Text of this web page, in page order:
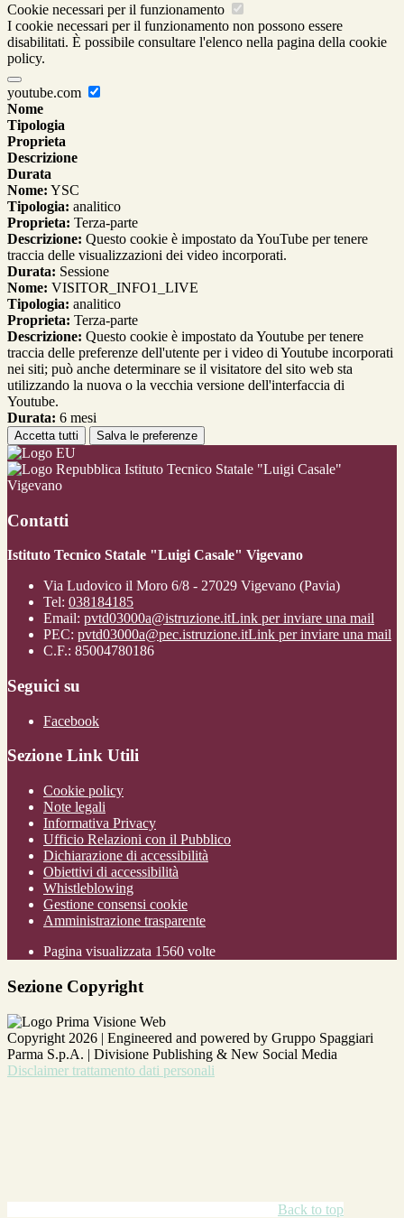
Cookie necessari per il funzionamento
I cookie necessari per il funzionamento non possono essere
disabilitati. È possibile consultare l'elenco nella pagina della cookie
policy.
youtube.com
Nome
Tipologia
Proprieta
Descrizione
Durata
Nome: YSC
Tipologia: analitico
Proprieta: Terza-parte
Descrizione: Questo cookie è impostato da YouTube per tenere
traccia delle visualizzazioni dei video incorporati.
Durata: Sessione
Nome: VISITOR_INFO1_LIVE
Tipologia: analitico
Proprieta: Terza-parte
Descrizione: Questo cookie è impostato da Youtube per tenere
traccia delle preferenze dell'utente per i video di Youtube incorporati
nei siti; può anche determinare se il visitatore del sito web sta
utilizzando la nuova o la vecchia versione dell'interfaccia di
Youtube.
Durata: 6 mesi
Accetta tutti Salva le preferenze
Istituto Tecnico Statale "Luigi Casale"
Vigevano
Contatti
Istituto Tecnico Statale "Luigi Casale" Vigevano
Via Ludovico il Moro 6/8 - 27029 Vigevano (Pavia)
Tel: 038184185
Email: pvtd03000a@istruzione.itLink per inviare una mail
PEC: pvtd03000a@pec.istruzione.itLink per inviare una mail
C.F.: 85004780186
Seguici su
Facebook
Sezione Link Utili
Cookie policy
Note legali
Informativa Privacy
Ufficio Relazioni con il Pubblico
Dichiarazione di accessibilità
Obiettivi di accessibilità
Whistleblowing
Gestione consensi cookie
Amministrazione trasparente
Pagina visualizzata 1560 volte
Sezione Copyright
Copyright 2026 | Engineered and powered by Gruppo Spaggiari
Parma S.p.A. | Divisione Publishing & New Social Media
Disclaimer trattamento dati personali
Back to top